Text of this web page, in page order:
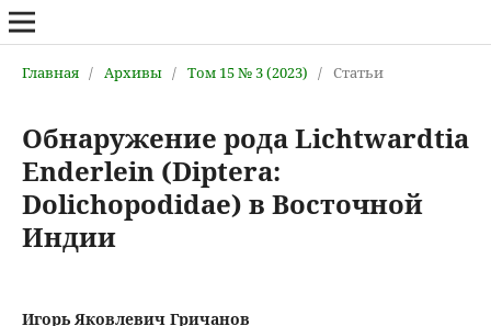
Главная / Архивы / Том 15 № 3 (2023) / Статьи
Обнаружение рода Lichtwardtia
Enderlein (Diptera:
Dolichopodidae) в Восточной
Индии
Игорь Яковлевич Гричанов